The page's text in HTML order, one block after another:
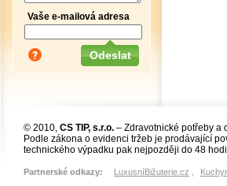
Vaše e-mailová adresa
© 2010, CS TIP, s.r.o. – Zdravotnické potřeby a
Podle zákona o evidenci tržeb je prodávající
technického výpadku pak nejpozději do 48
Partnerské odkazy: LuxusníBižuterie.cz